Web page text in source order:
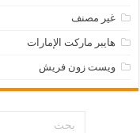
غير مصنف
هايبر ماركت الإمارات
ويست زون فريش